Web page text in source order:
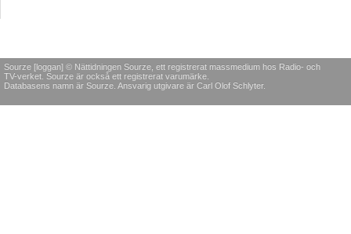
Sourze [loggan] © Nättidningen Sourze, ett registrerat massmedium hos Radio- och
TV-verket. Sourze är också ett registrerat varumärke.
Databasens namn är Sourze. Ansvarig utgivare är Carl Olof Schlyter.